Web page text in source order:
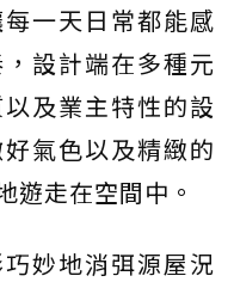
一天日常都能感
設計端在多種元
及業主特性的設
氣色以及精緻的
遊走在空間中。
妙地消弭源屋況